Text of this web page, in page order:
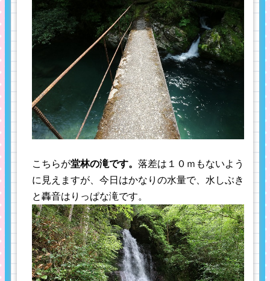
こちらが堂林の滝です。 落差は１０ｍもないよう
に見えますが、今日はかなりの水量で、水しぶき
と轟音はりっぱな滝です。